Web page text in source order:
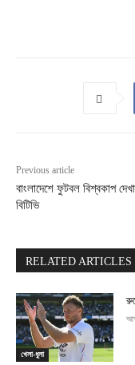
Previous article
বাংলাদেশে ফুটবল বিশ্বকাপ
বিটিভি
RELATED ARTICLES
খেলা-ধুলা